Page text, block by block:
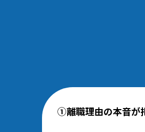
①離職理由の本音が